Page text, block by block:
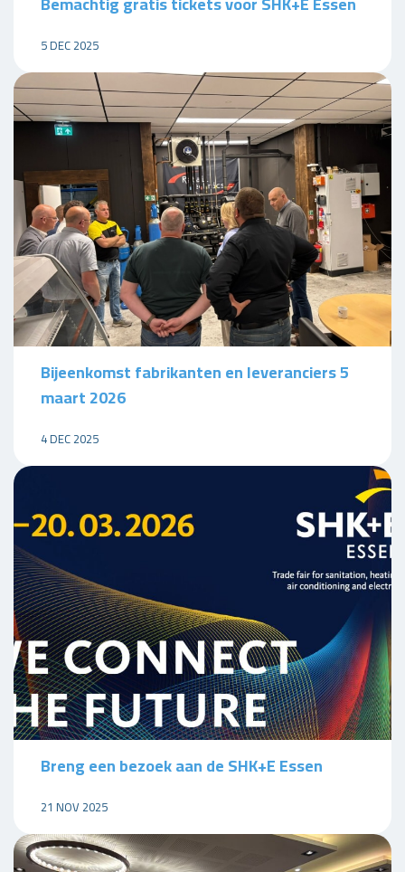
5 DEC 2025
Bijeenkomst fabrikanten en leveranciers 5
maart 2026
4 DEC 2025
Breng een bezoek aan de SHK+E Essen
21 NOV 2025